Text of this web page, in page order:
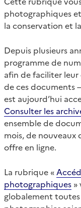
photographiques
la conservation et
Depuis plusieurs
programme de
afin de faciliter
de ces documents
est aujourd’hui
Consulter les
ensemble de
mois, de
offre en ligne.
La rubrique «
photographiques »
globalement toutes